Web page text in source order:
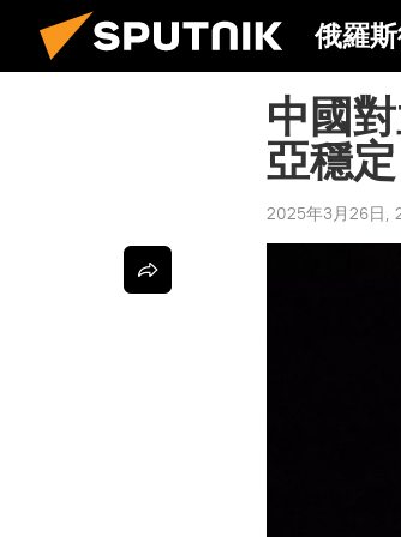
俄羅
中國
亞穩定
2025年3月26日,